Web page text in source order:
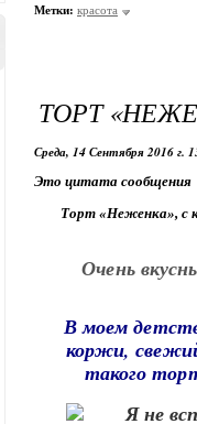
Метки: красота
ТОРТ
Среда, 14 Сентября 2016 г.
Это цитата сообщения
Торт «Неженка», с
Очень
В моем
коржи,
такого